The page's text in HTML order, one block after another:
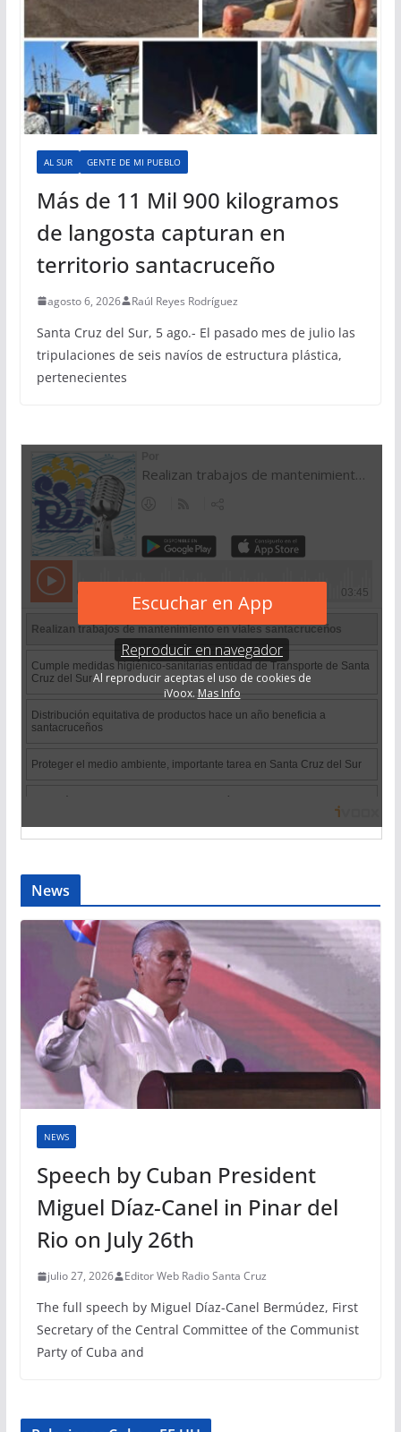
AL SUR GENTE DE MI PUEBLO
Más de 11 Mil 900 kilogramos
de langosta capturan en
territorio santacruceño
agosto 6, 2026 Raúl Reyes Rodríguez
Santa Cruz del Sur, 5 ago.- El pasado mes de julio las
tripulaciones de seis navíos de estructura plástica,
pertenecientes
News
NEWS
Speech by Cuban President
Miguel Díaz-Canel in Pinar del
Rio on July 26th
julio 27, 2026 Editor Web Radio Santa Cruz
The full speech by Miguel Díaz-Canel Bermúdez, First
Secretary of the Central Committee of the Communist
Party of Cuba and